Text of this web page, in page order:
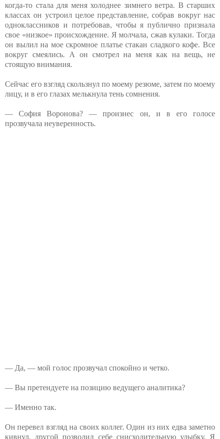
когда-то стала для меня холоднее зимнего ветра. В старших
классах он устроил целое представление, собрав вокруг нас
одноклассников и потребовав, чтобы я публично признала
свое «низкое» происхождение. Я молчала, сжав кулаки. Тогда
он вылил на мое скромное платье стакан сладкого кофе. Все
вокруг смеялись. А он смотрел на меня как на вещь, не
стоящую внимания.
Сейчас его взгляд скользнул по моему резюме, затем по моему
лицу, и в его глазах мелькнула тень сомнения.
— София Воронова? — произнес он, и в его голосе
прозвучала неуверенность.
— Да, — мой голос прозвучал спокойно и четко.
— Вы претендуете на позицию ведущего аналитика?
— Именно так.
Он перевел взгляд на своих коллег. Один из них едва заметно
кивнул, другой позволил себе снисходительную улыбку. Я